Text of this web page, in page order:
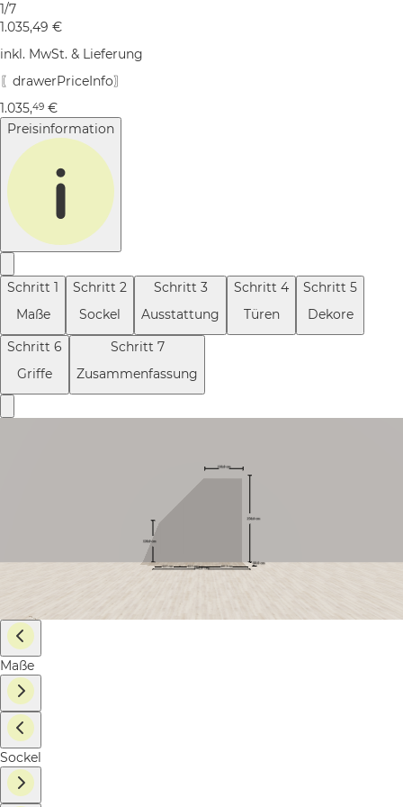
1/7
1.035,49 €
inkl. MwSt. & Lieferung
〖drawerPriceInfo〗
1.035,49 €
Preisinformation
Schritt 1
Maße
Schritt 2
Sockel
Schritt 3
Ausstattung
Schritt 4
Türen
Schritt 5
Dekore
Schritt 6
Griffe
Schritt 7
Zusammenfassung
Maße
Sockel